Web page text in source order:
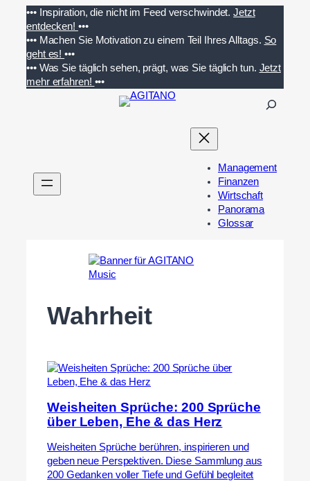
Inhalt
springen
••• Inspiration, die nicht im Feed verschwindet. Jetzt
entdecken! •••
••• Machen Sie Motivation zu einem Teil Ihres Alltags. So
geht es!•••
••• Was Sie täglich sehen, prägt, was Sie täglich tun. Jetzt
mehr erfahren! •••
n
Management
Finanzen
Wirtschaft
Panorama
Glossar
Wahrheit
Weisheiten Sprüche: 200 Sprüche
über Leben, Ehe & das Herz
Weisheiten Sprüche berühren, inspirieren und
geben neue Perspektiven. Diese Sammlung aus
200 Gedanken voller Tiefe und Gefühl begleitet